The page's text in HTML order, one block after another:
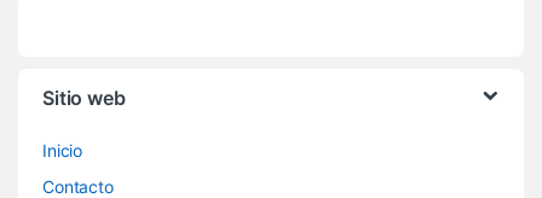
Sitio web
Inicio
Contacto